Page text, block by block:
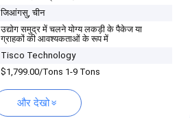
जिआंगसु, चीन
उद्योग समुद्र में चलने योग्य लकड़ी के पैकेज या
ग्राहकों की आवश्यकताओं के रूप में
Tisco Technology
$1,799.00/Tons 1-9 Tons
और देखो